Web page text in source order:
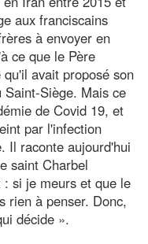
aux franciscains
à envoyer en
ce que le Père
avait proposé son
Saint-Siège. Mais ce
de Covid 19, et
par l'infection
Il raconte aujourd'hui
saint Charbel
si je meurs et que le
rien à penser. Donc,
décide ».